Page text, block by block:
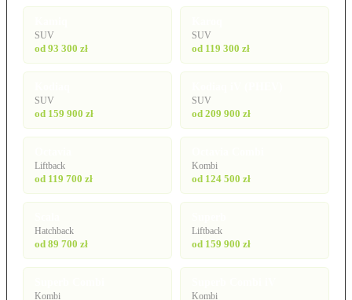
SUV
od 93 300 zł
SUV
od 119 300 zł
SUV
od 159 900 zł
SUV
od 209 900 zł
Liftback
od 119 700 zł
Kombi
od 124 500 zł
Hatchback
od 89 700 zł
Liftback
od 159 900 zł
Kombi Kombi